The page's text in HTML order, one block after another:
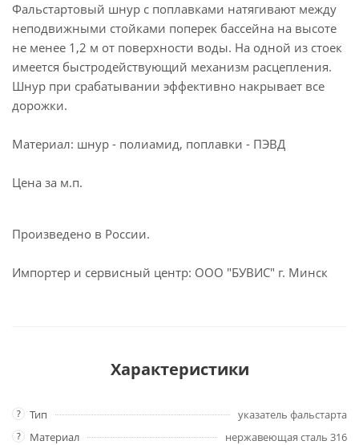
Фальстартовый шнур с поплавками натягивают между
неподвижными стойками поперек бассейна на высоте
не менее 1,2 м от поверхности воды. На одной из стоек
имеется быстродействующий механизм расцепления.
Шнур при срабатывании эффективно накрывает все
дорожки.
Материал: шнур - полиамид, поплавки - ПЭВД
Цена за м.п.
Произведено в России.
Импортер и сервисный центр: ООО "БУВИС" г. Минск
Характеристики
? Тип указатель фальстарта
? Материал
нержавеющая сталь 316